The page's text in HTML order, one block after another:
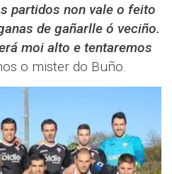
partidos non vale o feito
de gañarlle ó veciño.
moi alto e tentaremos
o mister do Buño.